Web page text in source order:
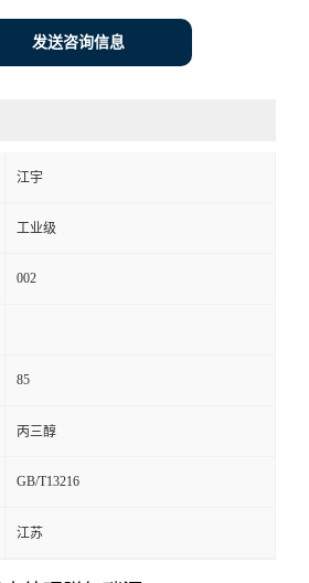
发送咨询信息
江宇
工业级
002
85
丙三醇
GB/T13216
江苏